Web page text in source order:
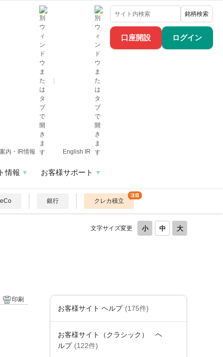
口座開設 ログイン
内・IR情報 English IR
銘柄検索
情報 お客様サポート
銀行 クレカ積立
文字サイズ変更
お客様サイト ヘルプ (175件)
お客様サイト（クラシック） ヘ
ルプ (122件)
印刷